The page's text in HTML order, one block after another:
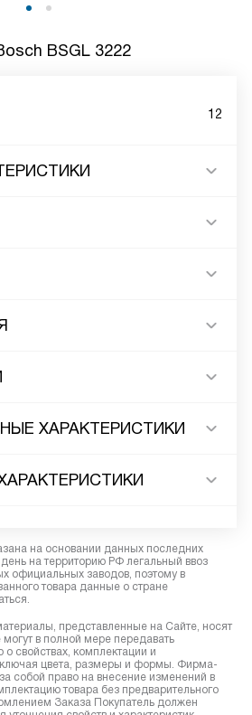
BSGL 3222
12
ХАРАКТЕРИСТИКИ
на основании данных последних
на территорию РФ легальный ввоз
официальных заводов, поэтому в
товара данные о стране
представленные на Сайте, носят
в полной мере передавать
свойствах, комплектации и
цвета, размеры и формы. Фирма-
собой право на внесение изменений в
товара без предварительного
Заказа Покупатель должен